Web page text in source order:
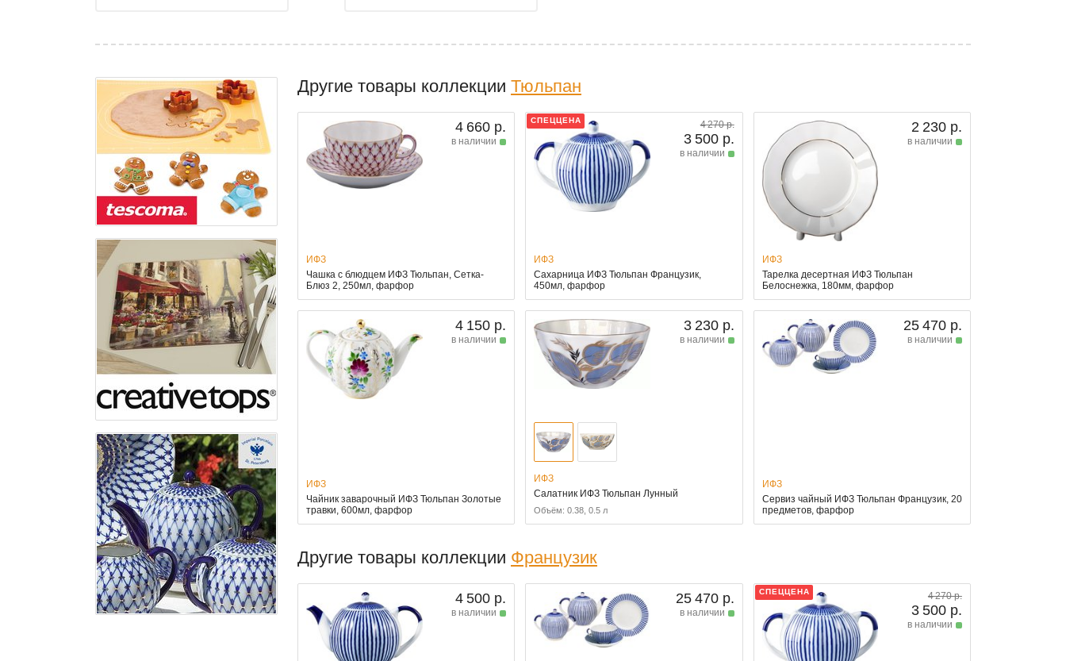
Другие товары коллекции Тюльпан
4 660 р.
в наличии
ИФЗ
Чашка с блюдцем ИФЗ Тюльпан, Сетка-
Блюз 2, 250мл, фарфор
СПЕЦЦЕНА 4 270 р.
3 500 р.
в наличии
ИФЗ
Сахарница ИФЗ Тюльпан Французик,
450мл, фарфор
2 230 р.
в наличии
ИФЗ
Тарелка десертная ИФЗ Тюльпан
Белоснежка, 180мм, фарфор
4 150 р.
в наличии
ИФЗ
Чайник заварочный ИФЗ Тюльпан Золотые
травки, 600мл, фарфор
3 230 р.
в наличии
ИФЗ
Салатник ИФЗ Тюльпан Лунный
Объём: 0.38, 0.5 л
25 470 р.
в наличии
ИФЗ
Сервиз чайный ИФЗ Тюльпан Французик, 20
предметов, фарфор
Другие товары коллекции Французик
4 500 р.
в наличии
25 470 р.
в наличии
СПЕЦЦЕНА 4 270 р.
3 500 р.
в наличии